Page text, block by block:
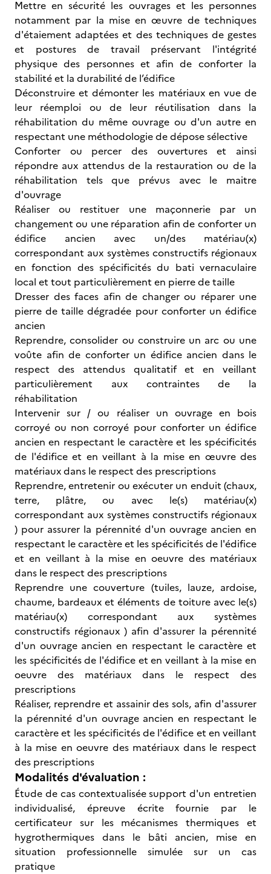
Mettre en sécurité les ouvrages et les personnes
notamment par la mise en œuvre de techniques
d'étaiement adaptées et des techniques de gestes
et postures de travail préservant l'intégrité
physique des personnes et afin de conforter la
stabilité et la durabilité de l’édifice
Déconstruire et démonter les matériaux en vue de
leur réemploi ou de leur réutilisation dans la
réhabilitation du même ouvrage ou d'un autre en
respectant une méthodologie de dépose sélective
Conforter ou percer des ouvertures et ainsi
répondre aux attendus de la restauration ou de la
réhabilitation tels que prévus avec le maitre
d'ouvrage
Réaliser ou restituer une maçonnerie par un
changement ou une réparation afin de conforter un
édifice ancien avec un/des matériau(x)
correspondant aux systèmes constructifs régionaux
en fonction des spécificités du bati vernaculaire
local et tout particulièrement en pierre de taille
Dresser des faces afin de changer ou réparer une
pierre de taille dégradée pour conforter un édifice
ancien
Reprendre, consolider ou construire un arc ou une
voûte afin de conforter un édifice ancien dans le
respect des attendus qualitatif et en veillant
particulièrement aux contraintes de la
réhabilitation
Intervenir sur / ou réaliser un ouvrage en bois
corroyé ou non corroyé pour conforter un édifice
ancien en respectant le caractère et les spécificités
de l'édifice et en veillant à la mise en œuvre des
matériaux dans le respect des prescriptions
Reprendre, entretenir ou exécuter un enduit (chaux,
terre, plâtre, ou avec le(s) matériau(x)
correspondant aux systèmes constructifs régionaux
) pour assurer la pérennité d'un ouvrage ancien en
respectant le caractère et les spécificités de l'édifice
et en veillant à la mise en oeuvre des matériaux
dans le respect des prescriptions
Reprendre une couverture (tuiles, lauze, ardoise,
chaume, bardeaux et éléments de toiture avec le(s)
matériau(x) correspondant aux systèmes
constructifs régionaux ) afin d'assurer la pérennité
d'un ouvrage ancien en respectant le caractère et
les spécificités de l'édifice et en veillant à la mise en
oeuvre des matériaux dans le respect des
prescriptions
Réaliser, reprendre et assainir des sols, afin d'assurer
la pérennité d'un ouvrage ancien en respectant le
caractère et les spécificités de l'édifice et en veillant
à la mise en oeuvre des matériaux dans le respect
des prescriptions
Modalités d'évaluation :
Étude de cas contextualisée support d'un entretien
individualisé, épreuve écrite fournie par le
certificateur sur les mécanismes thermiques et
hygrothermiques dans le bâti ancien, mise en
situation professionnelle simulée sur un cas
pratique